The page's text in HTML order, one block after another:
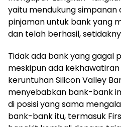
yaitu mendukung
pinjaman untuk bank yang
dan telah berhasil,
Tidak ada bank yang gagal
meskipun ada
keruntuhan Silicon Valley
menyebabkan bank-bank
di posisi yang sama
bank-bank itu, termasuk